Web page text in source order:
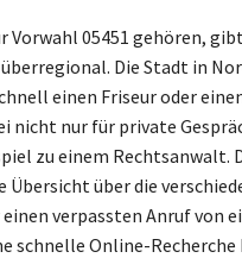
Vorwahl 05451 gehören,
Die Stadt in
einen Friseur oder
nicht nur für private
zu einem Rechtsanwalt.
über die
verpassten Anruf von
schnelle Online-